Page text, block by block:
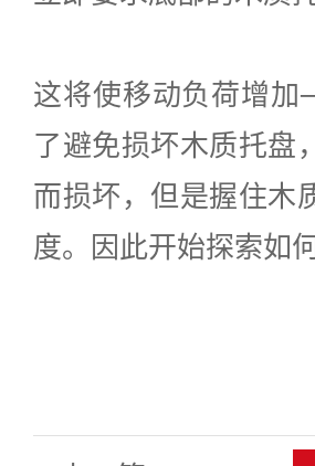
这将使移动负荷增加
了避免损坏木质托盘
而损坏，但是握住木
度。因此开始探索如